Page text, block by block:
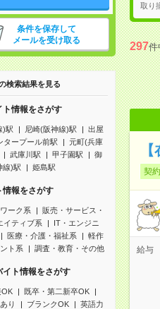
条件を保存して
メールを受け取る
検索結果を見る
ト情報をさがす
)駅 尼崎(阪神線)駅
出屋
タープール前駅
元町(兵庫
武庫川駅 甲子園駅
御
線)駅
姫島駅
情報をさがす
ーク系
販売・サービス・
イティブ系
IT・エンジニ
医療・介護・福祉系
軽作
ト系
調査・教育・その他
イト情報をさがす
OK
既卒・第二新卒OK
り
ブランクOK
英語力
取り
297件
契
給与